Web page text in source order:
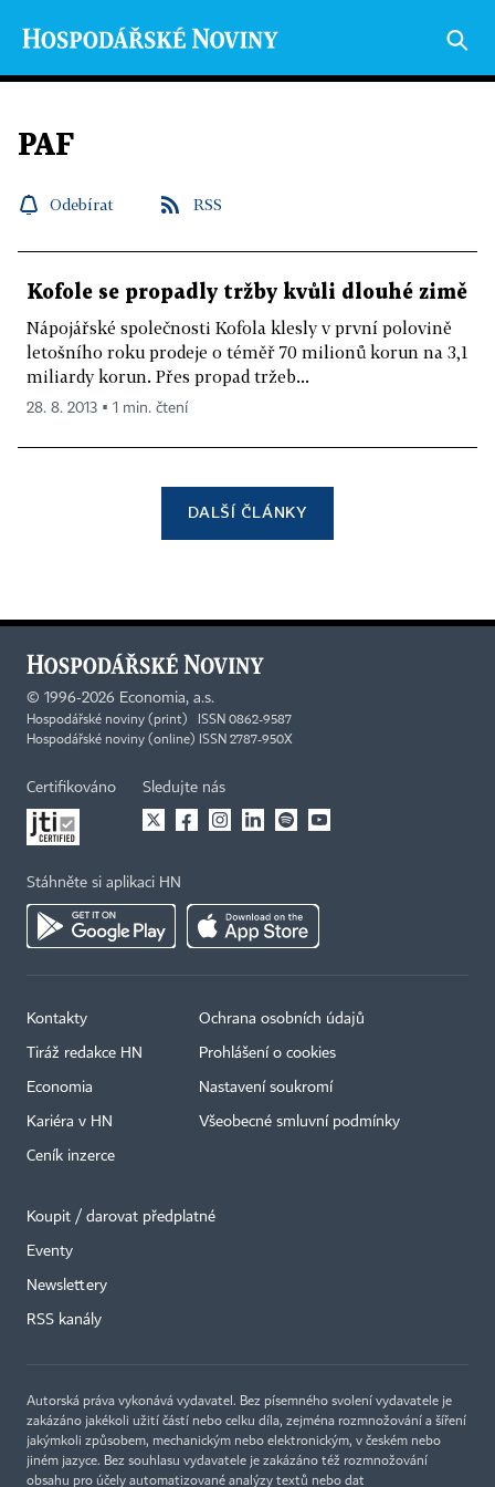
PAF
Odebírat RSS
Kofole se propadly tržby kvůli dlouhé zimě
Nápojářské společnosti Kofola klesly v první polovině
letošního roku prodeje o téměř 70 milionů korun na 3,1
miliardy korun. Přes propad tržeb...
28. 8. 2013 ▪ 1 min. čtení
DALŠÍ ČLÁNKY
© 1996-2026 Economia, a.s.
Hospodářské noviny (print) ISSN 0862-9587
Hospodářské noviny (online) ISSN 2787-950X
Certifikováno Sledujte nás
Stáhněte si aplikaci HN
Kontakty
Tiráž redakce HN
Economia
Kariéra v HN
Ceník inzerce
Ochrana osobních údajů
Prohlášení o cookies
Nastavení soukromí
Všeobecné smluvní podmínky
Koupit / darovat předplatné
Eventy
Newslettery
RSS kanály
Autorská práva vykonává vydavatel. Bez písemného svolení vydavatele je
zakázáno jakékoli užití částí nebo celku díla, zejména rozmnožování a šíření
jakýmkoli způsobem, mechanickým nebo elektronickým, v českém nebo
jiném jazyce. Bez souhlasu vydavatele je zakázáno též rozmnožování
obsahu pro účely automatizované analýzy textů nebo dat